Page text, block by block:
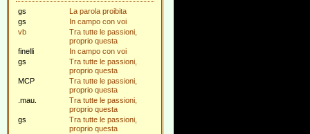
gs
La parola proibita
gs
In campo con voi
vb
Tra tutte le passioni,
proprio questa
finelli
In campo con voi
gs
Tra tutte le passioni,
proprio questa
MCP
Tra tutte le passioni,
proprio questa
.mau.
Tra tutte le passioni,
proprio questa
gs
Tra tutte le passioni,
proprio questa